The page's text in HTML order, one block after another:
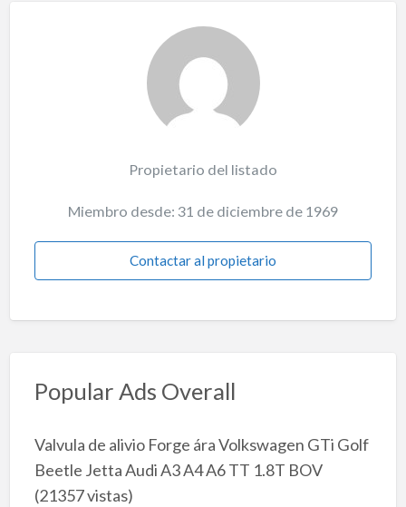
Propietario del listado
Miembro desde: 31 de diciembre de 1969
Contactar al propietario
Popular Ads Overall
Valvula de alivio Forge ára Volkswagen GTi Golf
Beetle Jetta Audi A3 A4 A6 TT 1.8T BOV
(21357 vistas)